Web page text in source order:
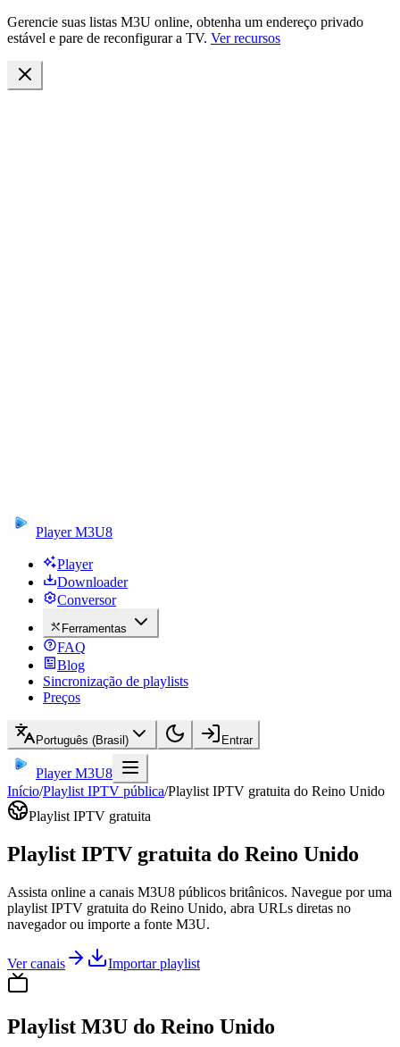
Gerencie suas listas M3U online, obtenha um endereço privado
estável e pare de reconfigurar a TV. Ver recursos
Player M3U8
Player
Downloader
Conversor
Ferramentas
FAQ
Blog
Sincronização de playlists
Preços
Português (Brasil) Entrar
Player M3U8
Início/Playlist IPTV pública/Playlist IPTV gratuita do Reino Unido
Playlist IPTV gratuita
Playlist IPTV gratuita do Reino Unido
Assista online a canais M3U8 públicos britânicos. Navegue por uma
playlist IPTV gratuita do Reino Unido, abra URLs diretas no
navegador ou importe a fonte M3U.
Ver canais Importar playlist
Playlist M3U do Reino Unido